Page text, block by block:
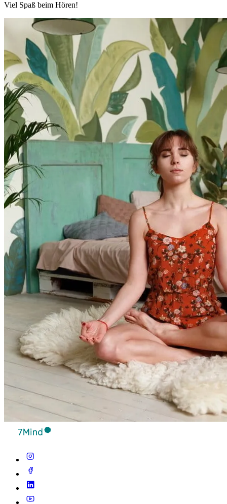
Viel Spaß beim Hören!